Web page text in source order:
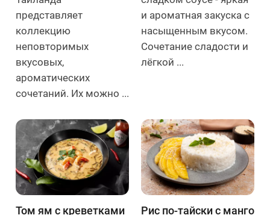
представляет
коллекцию
неповторимых
вкусовых,
ароматических
сочетаний. Их можно ...
и ароматная закуска с
насыщенным вкусом.
Сочетание сладости и
лёгкой ...
Том ям с креветками
Рис по-тайски с манго